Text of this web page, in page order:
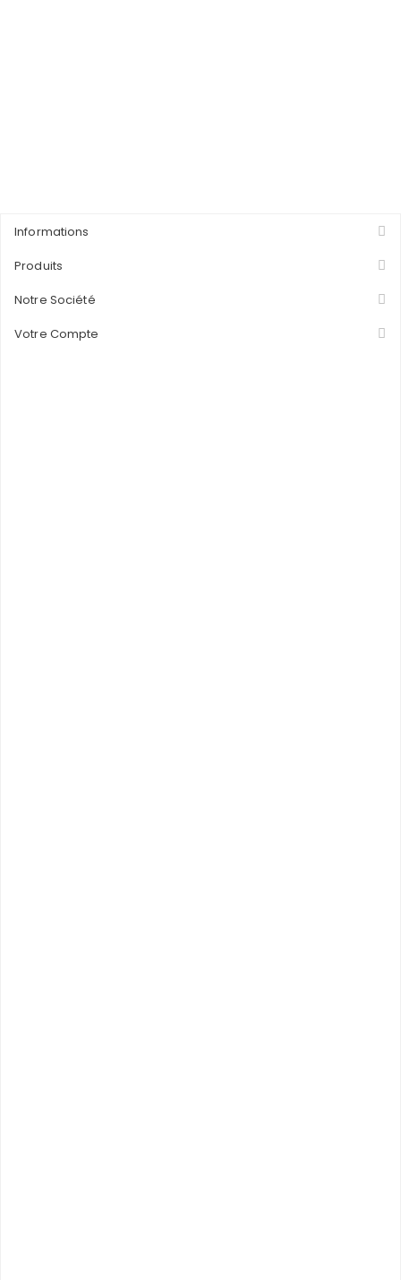
Informations
Produits
Notre Société
Votre Compte